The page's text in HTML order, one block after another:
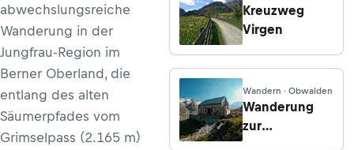
abwechslungsreiche
Wanderung in der
Jungfrau-Region im
Berner Oberland, die
entlang des alten
Säumerpfades vom
Grimselpass (2.165 m)
Kreuzweg
Virgen
Wandern · Obwalden
Wanderung
zur